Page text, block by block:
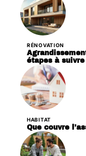
RÉNOVATION
étapes à suivre
HABITAT
Que couvre